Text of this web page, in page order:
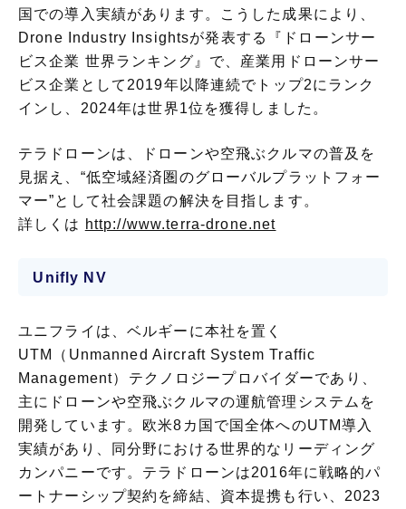
国での導入実績があります。こうした成果により、
Drone Industry Insightsが発表する『ドローンサー
ビス企業 世界ランキング』で、産業用ドローンサー
ビス企業として2019年以降連続でトップ2にランク
インし、2024年は世界1位を獲得しました。
テラドローンは、ドローンや空飛ぶクルマの普及を
見据え、“低空域経済圏のグローバルプラットフォー
マー”として社会課題の解決を目指します。
詳しくは http://www.terra-drone.net
Unifly NV
ユニフライは、ベルギーに本社を置く
UTM（Unmanned Aircraft System Traffic
Management）テクノロジープロバイダーであり、
主にドローンや空飛ぶクルマの運航管理システムを
開発しています。欧米8カ国で国全体へのUTM導入
実績があり、同分野における世界的なリーディング
カンパニーです。テラドローンは2016年に戦略的パ
ートナーシップ契約を締結、資本提携も行い、2023